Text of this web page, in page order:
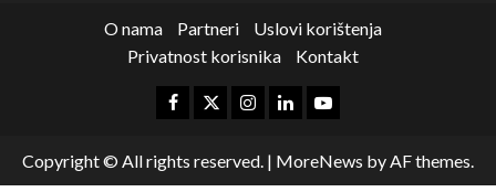
O nama Partneri
Uslovi korištenja
Privatnost korisnika
Kontakt
Copyright © All rights reserved. | MoreNews by AF themes.